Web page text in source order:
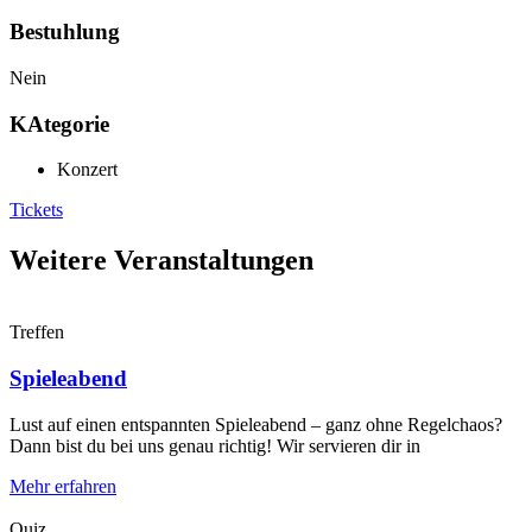
Bestuhlung
Nein
KAtegorie
Konzert
Tickets
Weitere Veranstaltungen
Treffen
Spieleabend
Lust auf einen entspannten Spieleabend – ganz ohne Regelchaos?
Dann bist du bei uns genau richtig! Wir servieren dir in
Mehr erfahren